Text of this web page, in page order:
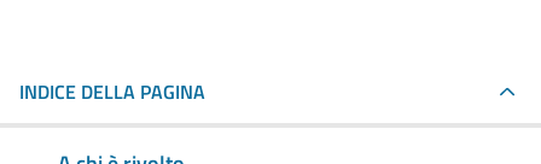
INDICE DELLA PAGINA